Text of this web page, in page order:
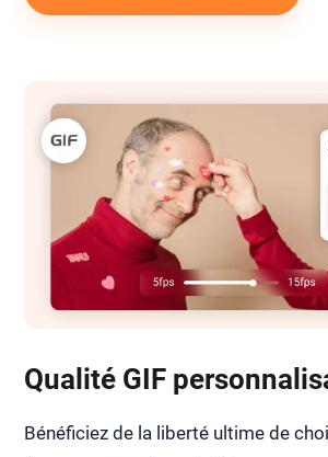
Qualité GIF
Bénéficiez de la liberté ultime de